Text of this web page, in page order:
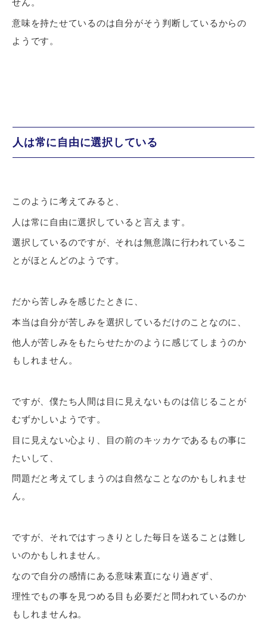
せん。
意味を持たせているのは自分がそう判断しているからの
ようです。
人は常に自由に選択している
このように考えてみると、
人は常に自由に選択していると言えます。
選択しているのですが、それは無意識に行われているこ
とがほとんどのようです。
だから苦しみを感じたときに、
本当は自分が苦しみを選択しているだけのことなのに、
他人が苦しみをもたらせたかのように感じてしまうのか
もしれません。
ですが、僕たち人間は目に見えないものは信じることが
むずかしいようです。
目に見えない心より、目の前のキッカケであるもの事に
たいして、
問題だと考えてしまうのは自然なことなのかもしれませ
ん。
ですが、それではすっきりとした毎日を送ることは難し
いのかもしれません。
なので自分の感情にある意味素直になり過ぎず、
理性でもの事を見つめる目も必要だと問われているのか
もしれませんね。